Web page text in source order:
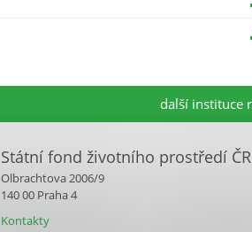
další instituce
Státní fond životního prostředí ČR
Olbrachtova 2006/9
140 00 Praha 4
Kontakty